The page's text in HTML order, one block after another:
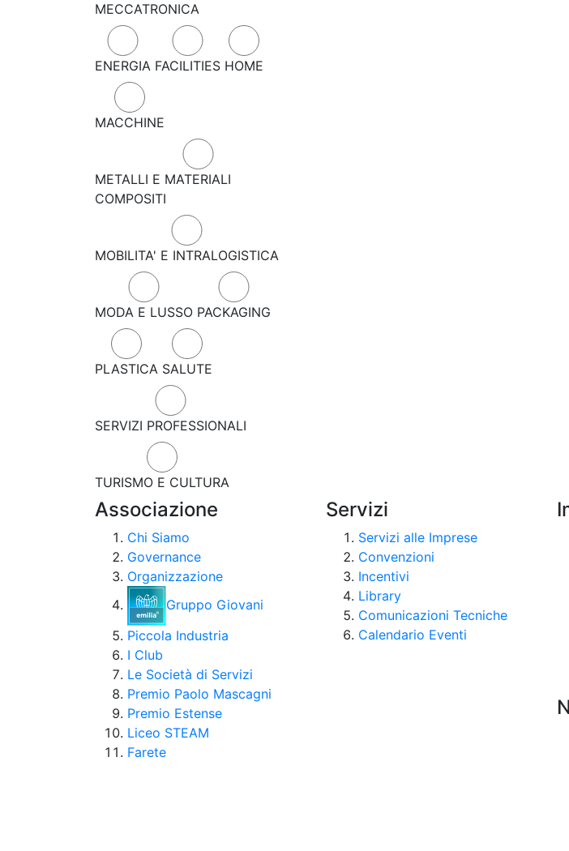
MECCATRONICA
ENERGIA FACILITIES HOME
MACCHINE
METALLI E MATERIALI
COMPOSITI
MOBILITA' E INTRALOGISTICA
MODA E LUSSO PACKAGING
PLASTICA SALUTE
SERVIZI PROFESSIONALI
TURISMO E CULTURA
Associazione
Chi Siamo
Governance
Organizzazione
Gruppo Giovani
Piccola Industria
I Club
Le Società di Servizi
Premio Paolo Mascagni
Premio Estense
Liceo STEAM
Farete
Servizi
Servizi alle Imprese
Convenzioni
Incentivi
Library
Comunicazioni Tecniche
Calendario Eventi